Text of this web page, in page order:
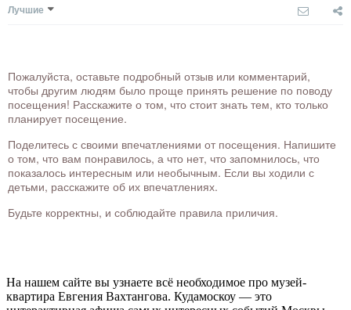
Лучшие
Пожалуйста, оставьте подробный отзыв или комментарий,
чтобы другим людям было проще принять решение по поводу
посещения! Расскажите о том, что стоит знать тем, кто только
планирует посещение.
Поделитесь с своими впечатлениями от посещения. Напишите
о том, что вам понравилось, а что нет, что запомнилось, что
показалось интересным или необычным. Если вы ходили с
детьми, расскажите об их впечатлениях.
Будьте корректны, и соблюдайте правила приличия.
На нашем сайте вы узнаете всё необходимое про музей-
квартира Евгения Вахтангова. Кудамоскоу — это